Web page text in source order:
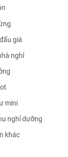
giá
nghỉ
mini
nghỉ dưỡng
khác